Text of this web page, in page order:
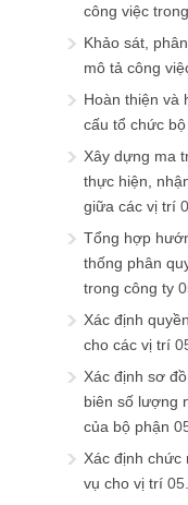
công việc
Khảo sát,
mô tả công
Hoàn thiện và
cấu tổ chức
Xây dựng ma
thực hiện,
giữa các vị trí
Tổng hợp
thống phân
trong công ty
Xác định
cho các vị trí
Xác định sơ
biên số lượng
của bộ phận
Xác định chức
vụ cho vị trí